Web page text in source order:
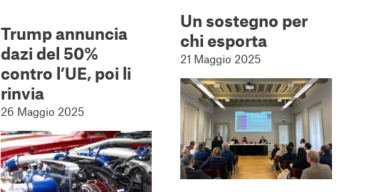
Trump annuncia
dazi del 50%
contro l’UE, poi li
rinvia
26 Maggio 2025
Un sostegno per
chi esporta
21 Maggio 2025